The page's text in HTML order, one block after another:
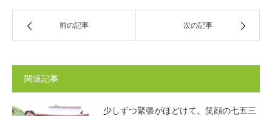
前の記事 次の記事
関連記事
少しずつ緊張がほどけて。笑顔の七五三